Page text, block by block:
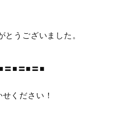
うございました。
〓■〓■〓■
ください！